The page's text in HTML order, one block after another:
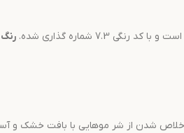
رنگی 7.3 شماره گذاری شده.
شدن از شر موهایی با بافت خشک و